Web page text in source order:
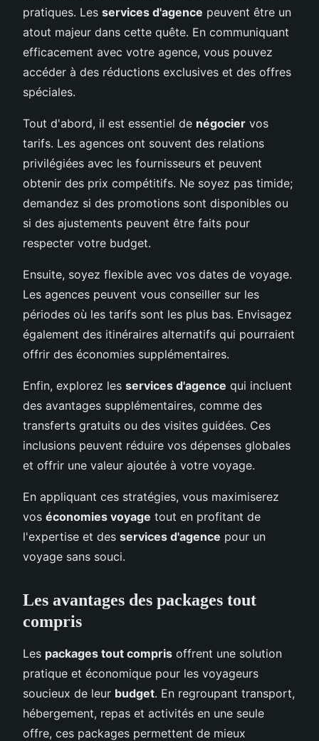
pratiques. Les services d'agence peuvent être un
atout majeur dans cette quête. En communiquant
efficacement avec votre agence, vous pouvez
accéder à des réductions exclusives et des offres
spéciales.
Tout d'abord, il est essentiel de négocier vos
tarifs. Les agences ont souvent des relations
privilégiées avec les fournisseurs et peuvent
obtenir des prix compétitifs. Ne soyez pas timide;
demandez si des promotions sont disponibles ou
si des ajustements peuvent être faits pour
respecter votre budget.
Ensuite, soyez flexible avec vos dates de voyage.
Les agences peuvent vous conseiller sur les
périodes où les tarifs sont les plus bas. Envisagez
également des itinéraires alternatifs qui pourraient
offrir des économies supplémentaires.
Enfin, explorez les services d'agence qui incluent
des avantages supplémentaires, comme des
transferts gratuits ou des visites guidées. Ces
inclusions peuvent réduire vos dépenses globales
et offrir une valeur ajoutée à votre voyage.
En appliquant ces stratégies, vous maximiserez
vos économies voyage tout en profitant de
l'expertise et des services d'agence pour un
voyage sans souci.
Les avantages des packages tout
compris
Les packages tout compris offrent une solution
pratique et économique pour les voyageurs
soucieux de leur budget. En regroupant transport,
hébergement, repas et activités en une seule
offre, ces packages permettent de mieux